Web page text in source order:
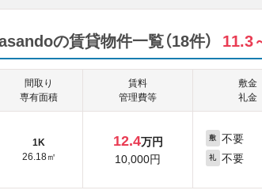
の賃貸物件一覧（18件） 11.3
間取り
専有面積
賃料
管理費等
敷金
礼金
1K
26.18㎡
12.4万円
10,000円
敷 不要
礼 不要